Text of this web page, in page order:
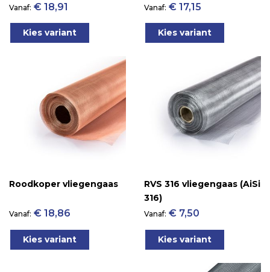
Vanaf € 18,91
Kies variant
Vanaf € 17,15
Kies variant
Roodkoper vliegengaas
Vanaf € 18,86
Kies variant
RVS 316 vliegengaas (AiSi
316)
Vanaf € 7,50
Kies variant